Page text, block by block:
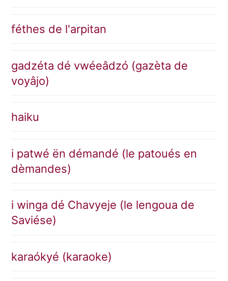
féthes de l'arpitan
gadzéta dé vwéeâdzó (gazèta de
voyâjo)
haiku
i patwé ën démandé (le patoués en
dèmandes)
i winga dé Chavyeje (le lengoua de
Saviése)
karaókyé (karaoke)